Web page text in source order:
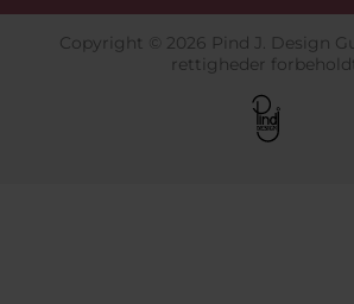
Copyright © 2026 Pind J. Design
rettigheder